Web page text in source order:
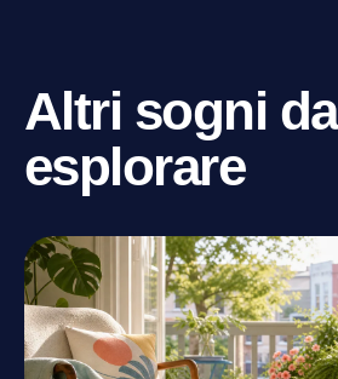
Altri sogni da
esplorare